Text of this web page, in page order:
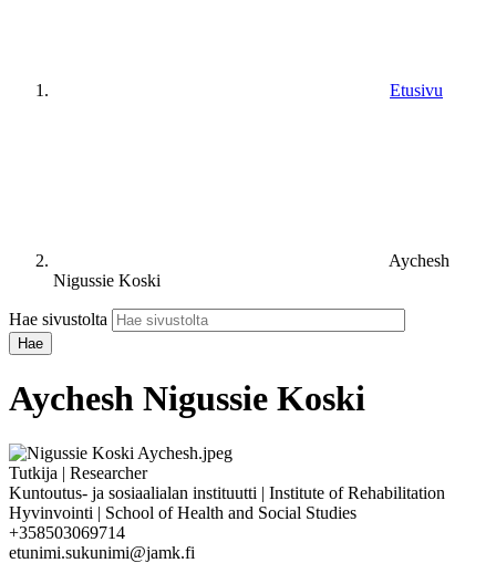
Etusivu
Aychesh
Nigussie Koski
Hae sivustolta
Aychesh Nigussie Koski
Tutkija | Researcher
Kuntoutus- ja sosiaalialan instituutti | Institute of Rehabilitation
Hyvinvointi | School of Health and Social Studies
+358503069714
etunimi.sukunimi@jamk.fi